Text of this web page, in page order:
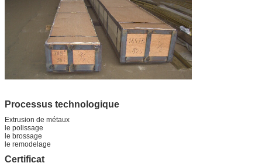
Processus technologique
Extrusion de métaux
le polissage
le brossage
le remodelage
Certificat